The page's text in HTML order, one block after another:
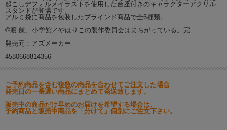
起こしデフォルメイラストを使用した台座付きのキャラクターアクリル
スタンドが登場です。
アルミ袋に商品を包装したブラインド商品で全6種類。
©渡 航、小学館／やはりこの製作委員会はまちがっている。完
発売元：アズメーカー
4580668814356
ご予約商品を含む複数の商品を合わせてご注文した場合
発売日の一番遅い商品にまとめて発送致します。
販売中の商品だけ早めのお届けを希望する場合は、
予約商品と販売中商品を「分けて」個別にご注文下さい。